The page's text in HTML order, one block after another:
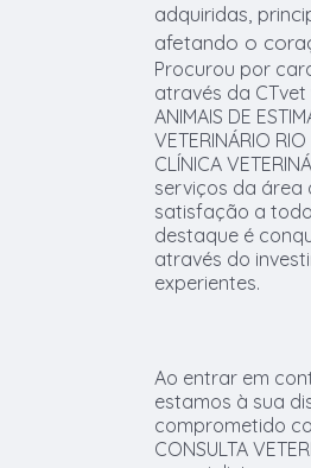
adquiridas,
afetando o
Procurou por
através da CTvet
ANIMAIS DE
VETERINÁRIO
CLÍNICA
serviços da área
satisfação a
destaque é
através do
experientes.
Ao entrar em
estamos à sua
comprometido
CONSULTA